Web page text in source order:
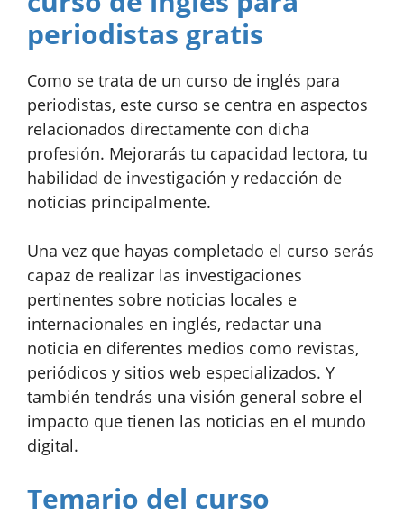
periodistas gratis
Como se trata de un curso de inglés para
periodistas, este curso se centra en aspectos
relacionados directamente con dicha
profesión. Mejorarás tu capacidad lectora, tu
habilidad de investigación y redacción de
noticias principalmente.
Una vez que hayas completado el curso serás
capaz de realizar las investigaciones
pertinentes sobre noticias locales e
internacionales en inglés, redactar una
noticia en diferentes medios como revistas,
periódicos y sitios web especializados. Y
también tendrás una visión general sobre el
impacto que tienen las noticias en el mundo
digital.
Temario del curso